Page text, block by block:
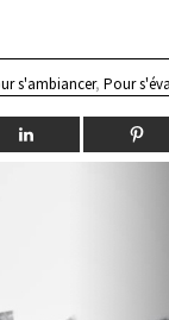
s'ambiancer,Pour